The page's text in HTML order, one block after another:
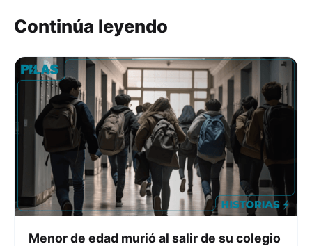
Continúa leyendo
Menor de edad murió al salir de su colegio